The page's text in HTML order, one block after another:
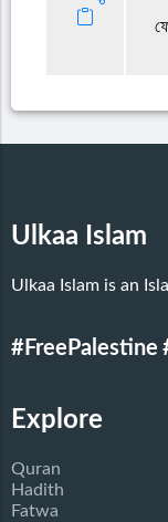
Ulkaa Islam
Ulkaa Islam is an
#FreePalestine
Explore
Quran
Hadith
Fatwa